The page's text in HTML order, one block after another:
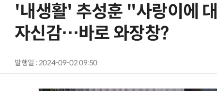
'내생활' 추성훈 "사랑이에
자신감…바로 와장창?
발행일 : 2024-09-02 09:50